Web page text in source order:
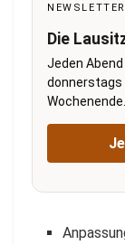
NEWSLETTER
Die
Jeden